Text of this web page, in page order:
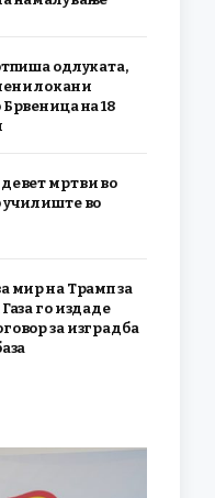
одлуката,
локани
Брвеница на 18
мртви во
училиште во
мир на Трамп за
го издаде
за изградба